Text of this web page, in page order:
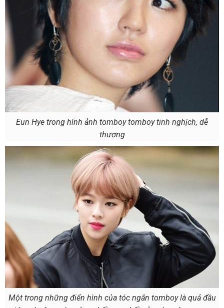
Eun Hye trong hình ảnh tomboy tomboy tinh nghịch, dễ
thương
Một trong những điển hình của tóc ngắn tomboy là quả đầu